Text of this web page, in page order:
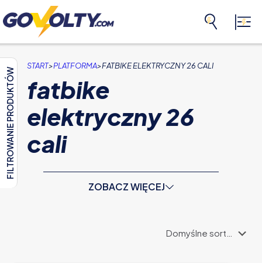
FILTROWANIE PRODUKTÓW
START>PLATFORMA>FATBIKE ELEKTRYCZNY 26 CALI
fatbike
elektryczny 26
cali
ZOBACZ WIĘCEJ